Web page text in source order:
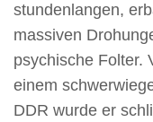
stundenlangen,
massiven
psychische Folter.
einem
DDR wurde er